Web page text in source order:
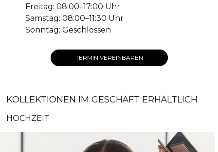
Freitag: 08:00–17:00 Uhr
Samstag: 08:00–11:30 Uhr
Sonntag: Geschlossen
TERMIN VEREINBAREN
KOLLEKTIONEN IM GESCHÄFT ERHÄLTLICH
HOCHZEIT